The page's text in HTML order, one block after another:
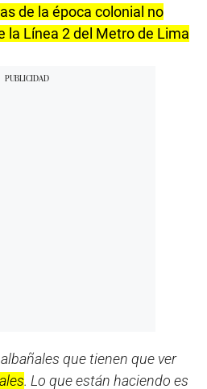
de la época colonial no
la Línea 2 del Metro de Lima
que tienen que ver
. Lo que están haciendo es